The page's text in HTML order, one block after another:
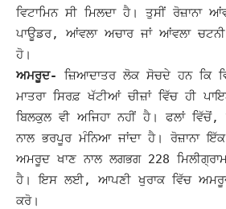
ਵਿਟਾਮਿਨ ਸੀ ਮਿਲਦਾ ਹੈ। ਤੁਸੀਂ ਰੋਜ਼ਾਨਾ
ਪਾਊਡਰ, ਆਂਵਲਾ ਅਚਾਰ ਜਾਂ ਆਂਵਲਾ
ਹੋ।
ਅਮਰੂਦ-
ਜ਼ਿਆਦਾਤਰ ਲੋਕ ਸੋਚਦੇ ਹਨ ਕਿ
ਮਾਤਰਾ ਸਿਰਫ਼ ਖੱਟੀਆਂ ਚੀਜ਼ਾਂ ਵਿੱਚ ਹੀ
ਬਿਲਕੁਲ ਵੀ ਅਜਿਹਾ ਨਹੀਂ ਹੈ। ਫਲਾਂ ਵਿੱਚੋਂ,
ਨਾਲ ਭਰਪੂਰ ਮੰਨਿਆ ਜਾਂਦਾ ਹੈ। ਰੋਜ਼ਾਨਾ
ਅਮਰੂਦ ਖਾਣ ਨਾਲ ਲਗਭਗ 228 ਮਿਲੀਗ੍ਰਾਮ
ਹੈ। ਇਸ ਲਈ, ਆਪਣੀ ਖੁਰਾਕ ਵਿੱਚ
ਕਰੋ।